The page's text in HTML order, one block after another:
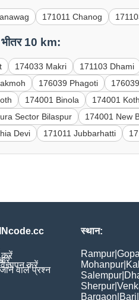
171011 Chanog
10 km:
174033 Makri 171103 Dhami
176039 Phagoti
174001 Binola 174001
Sector Bilaspur
174001 New
Devi
171011 Jubbarhatti
करें
करें
वाले प्रश्न
स्थान:
Rampur
Mohanpur
Salempur
Sherpur
Bargaon Bari